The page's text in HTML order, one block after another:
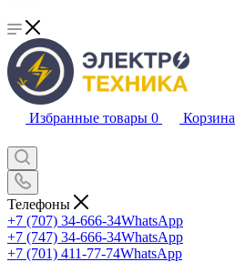
Избранные товары 0 Корзина
Телефоны
+7 (707) 34-666-34WhatsApp
+7 (747) 34-666-34WhatsApp
+7 (701) 411-77-74WhatsApp